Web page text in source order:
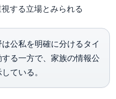
する立場とみられる
公私を明確に分けるタイ
る一方で、家族の情報公
ている。